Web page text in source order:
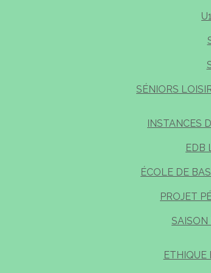
SÉNIORS
INSTANCES
EDB
ÉCOLE DE
PROJET
SAISON
ETHIQUE